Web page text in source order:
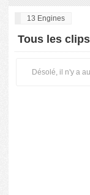
13 Engines
Tous les
Désolé, il n'y a